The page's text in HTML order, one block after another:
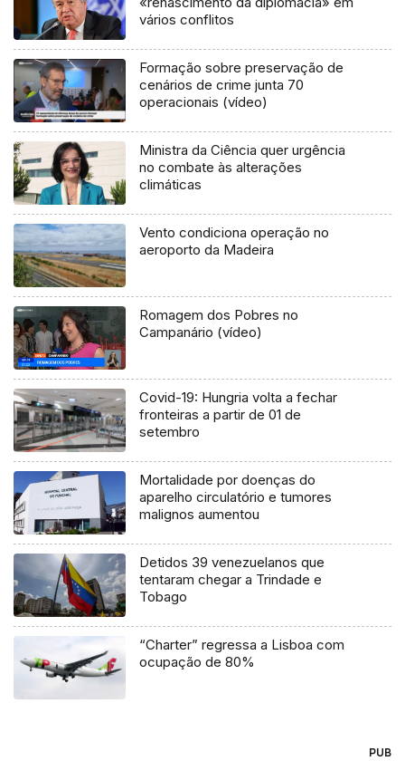
vários conflitos
Formação sobre preservação de
cenários de crime junta 70
operacionais (vídeo)
Ministra da Ciência quer urgência
no combate às alterações
climáticas
Vento condiciona operação no
aeroporto da Madeira
Romagem dos Pobres no
Campanário (vídeo)
Covid-19: Hungria volta a fechar
fronteiras a partir de 01 de
setembro
Mortalidade por doenças do
aparelho circulatório e tumores
malignos aumentou
Detidos 39 venezuelanos que
tentaram chegar a Trindade e
Tobago
“Charter” regressa a Lisboa com
ocupação de 80%
PUB